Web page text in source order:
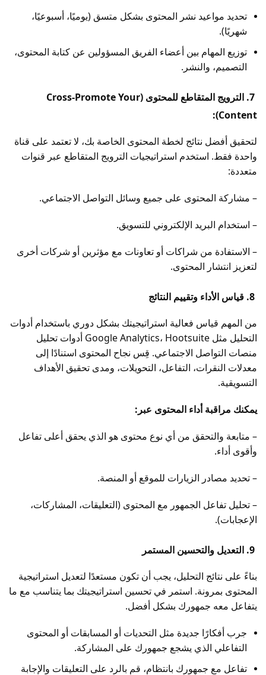
تحديد مواعيد نشر المحتوى بشكل متسق (يوميًا، أسبوعيًا،
شهريًا).
توزيع المهام بين أعضاء الفريق المسؤولين عن كتابة المحتوى،
التصميم، والنشر.
7. الترويج المتقاطع للمحتوى (Cross-Promote Your
Content):
لتحقيق أفضل نتائج لخطة المحتوى الخاصة بك، لا تعتمد على قناة
واحدة فقط. استخدم استراتيجيات الترويج المتقاطع عبر قنوات
متعددة:
– مشاركة المحتوى على جميع وسائل التواصل الاجتماعي.
– استخدام البريد الإلكتروني للتسويق.
– الاستفادة من شراكات أو تعاونات مع مؤثرين أو شركات أخرى
لتعزيز انتشار المحتوى.
من المهم قياس فعالية استراتيجيتك بشكل دوري باستخدام أدوات
التحليل مثل Google Analytics، Hootsuite أدوات تحليل
منصات التواصل الاجتماعي. قِس نجاح المحتوى استنادًا إلى
معدلات النقرات، التفاعل، التحويلات، ومدى تحقيق الأهداف
التسويقية.
يمكنك مراقبة أداء المحتوى عبر:
– متابعة والتحقق من أي نوع محتوى هو الذي يحقق أعلى تفاعل
وأقوى أداء.
– تحديد مصادر الزيارات للموقع أو المنصة.
– تحليل تفاعل الجمهور مع المحتوى (التعليقات، المشاركات،
الإعجابات).
بناءً على نتائج التحليل، يجب أن تكون مستعدًا لتعديل استراتيجية
المحتوى بمرونة. استمر في تحسين استراتيجيتك بما يتناسب مع ما
يتفاعل معه جمهورك بشكل أفضل.
جرب أفكارًا جديدة مثل التحديات أو المسابقات أو المحتوى
التفاعلي الذي يشجع جمهورك على المشاركة.
تفاعل مع جمهورك بانتظام، قم بالرد على التعليقات والإجابة